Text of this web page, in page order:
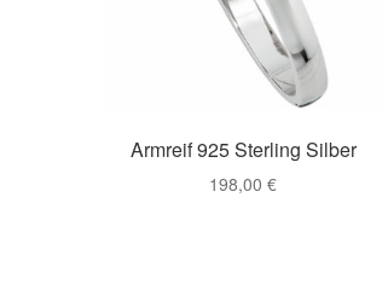
Armreif 925 Sterling Silber
198,00€